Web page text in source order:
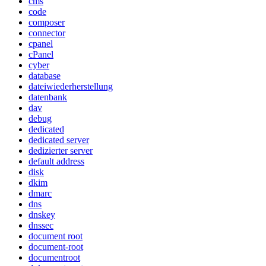
code
composer
connector
cpanel
cPanel
cyber
database
dateiwiederherstellung
datenbank
dav
debug
dedicated
dedicated server
dedizierter server
default address
disk
dkim
dmarc
dns
dnskey
dnssec
document root
document-root
documentroot